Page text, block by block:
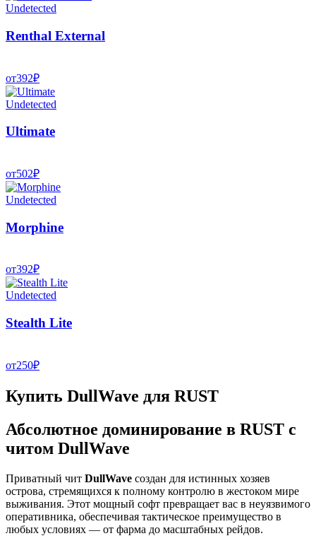
Undetected
Renthal External
от392₽
Undetected
Ultimate
от502₽
Undetected
Morphine
от392₽
Undetected
Stealth Lite
от250₽
Купить DullWave для RUST
Абсолютное доминирование в RUST с
читом DullWave
Приватный чит DullWave создан для истинных хозяев
острова, стремящихся к полному контролю в жестоком мире
выживания. Этот мощный софт превращает вас в неуязвимого
оперативника, обеспечивая тактическое преимущество в
любых условиях — от фарма до масштабных рейдов.